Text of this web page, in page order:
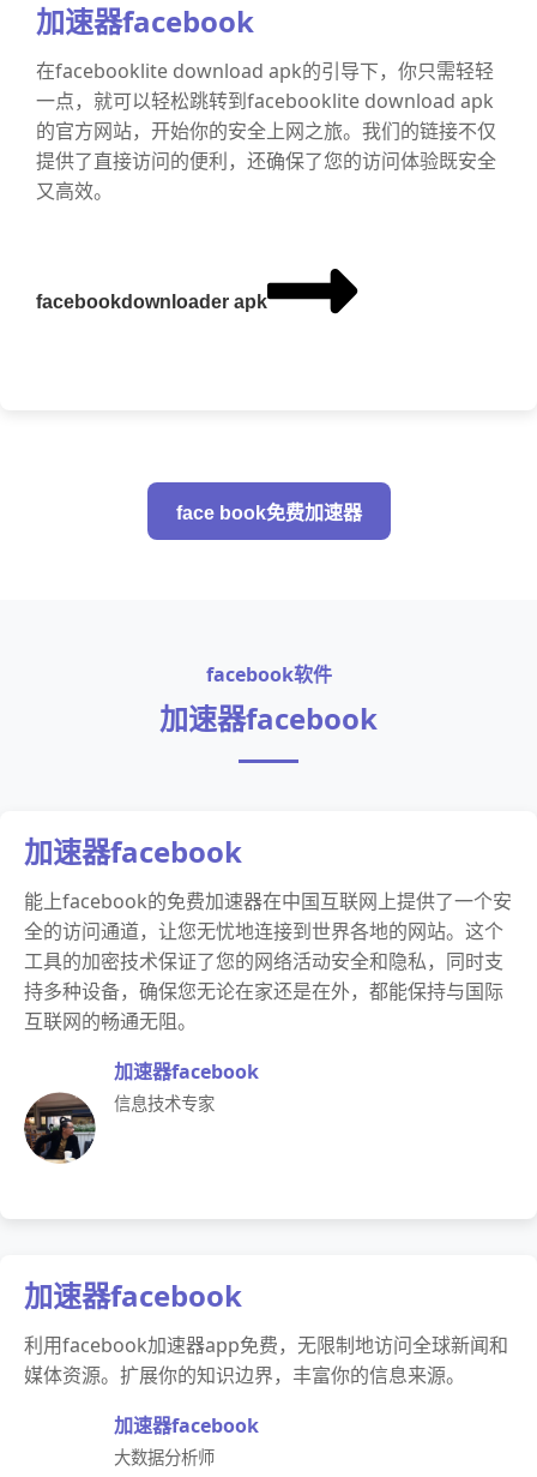
加速器facebook
在facebooklite download apk的引导下，你只需轻轻
一点，就可以轻松跳转到facebooklite download apk
的官方网站，开始你的安全上网之旅。我们的链接不仅
提供了直接访问的便利，还确保了您的访问体验既安全
又高效。
facebookdownloader apk
face book免费加速器
facebook软件
加速器facebook
加速器facebook
能上facebook的免费加速器在中国互联网上提供了一个安
全的访问通道，让您无忧地连接到世界各地的网站。这个
工具的加密技术保证了您的网络活动安全和隐私，同时支
持多种设备，确保您无论在家还是在外，都能保持与国际
互联网的畅通无阻。
加速器facebook
信息技术专家
加速器facebook
利用facebook加速器app免费，无限制地访问全球新闻和
媒体资源。扩展你的知识边界，丰富你的信息来源。
加速器facebook
大数据分析师